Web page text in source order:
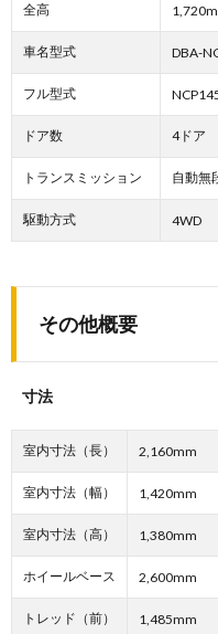
全高
車名型式 DBA-
フル型式
ドア数 4ドア
トランスミッション 自動無
駆動方式 4WD
その他概要
寸法
室内寸法（長） 2,160mm
室内寸法（幅） 1,420mm
室内寸法（高） 1,380mm
ホイールベース 2,600mm
トレッド（前） 1,485mm